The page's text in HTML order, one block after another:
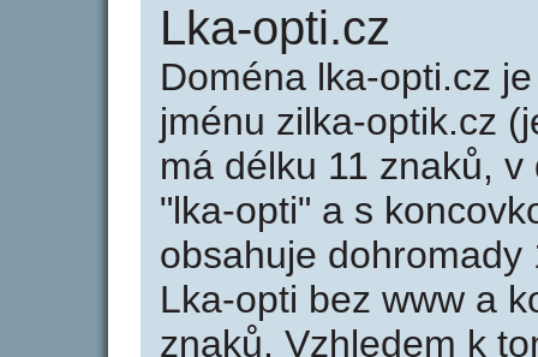
Lka-opti.cz
Doména lka-opti.cz
jménu zilka-optik.cz
má délku 11 znaků,
"lka-opti" a s
obsahuje
Lka-opti bez www a
znaků. Vzhledem k